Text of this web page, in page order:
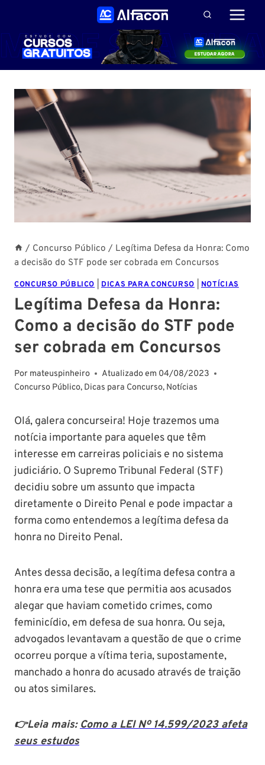
Conteúdo
/ Concurso Público / Legítima Defesa da Honra: Como
a decisão do STF pode ser cobrada em Concursos
CONCURSO PÚBLICO DICAS PARA CONCURSO|NOTÍCIAS
Legítima Defesa da Honra:
Como a decisão do STF pode
ser cobrada em Concursos
Por mateuspinheiro Atualizado em 04/08/2023
Concurso Público, Dicas para Concurso, Notícias
Olá, galera concurseira! Hoje trazemos uma
notícia importante para aqueles que têm
interesse em carreiras policiais e no sistema
judiciário. O Supremo Tribunal Federal (STF)
decidiu sobre um assunto que impacta
diretamente o Direito Penal e pode impactar a
forma como entendemos a legítima defesa da
honra no Direito Penal.
Antes dessa decisão, a legítima defesa contra a
honra era uma tese que permitia aos acusados
alegar que haviam cometido crimes, como
feminicídio, em defesa de sua honra. Ou seja,
advogados levantavam a questão de que o crime
ocorreu porque a vítima teria, supostamente,
manchado a honra do acusado através de traição
ou atos similares.
👉Leia mais:Como a LEI Nº 14.599/2023 afeta
seus estudos